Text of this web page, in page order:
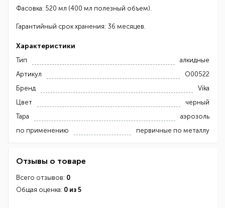
Фасовка: 520 мл (400 мл полезный объем).
Гарантийный срок хранения: 36 месяцев.
Характеристики
Тип
алкидные
Артикул
О00522
Бренд
Vika
Цвет
черный
Тара
аэрозоль
по применению
первичные по металлу
Отзывы о товаре
Всего отзывов: 0
Общая оценка: 0 из 5